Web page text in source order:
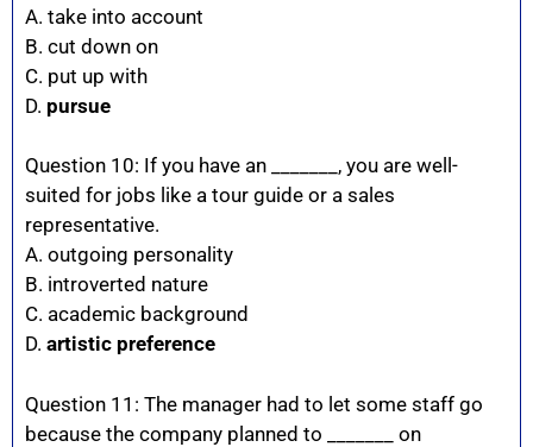
A. take into account
B. cut down on
C. put up with
D. pursue
Question 10: If you have an _______, you are well-
suited for jobs like a tour guide or a sales
representative.
A. outgoing personality
B. introverted nature
C. academic background
D. artistic preference
Question 11: The manager had to let some staff go
because the company planned to _______ on